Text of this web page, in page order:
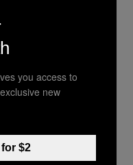
vous force à
deux radis mais
selon la
Et c’est juste un
de la viande.
you access to
new
$2